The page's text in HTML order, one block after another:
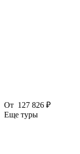
От 127 826 ₽
Еще туры